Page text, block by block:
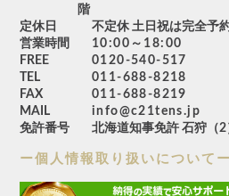
階
定休日
不定休 土日祝は完全予
営業時間
10:00～18:00
FREE
0120-540-517
TEL
011-688-8218
FAX
011-688-8219
MAIL
info@c21tens.jp
免許番号
北海道知事免許 石狩（
ー個人情報取り扱いについてー